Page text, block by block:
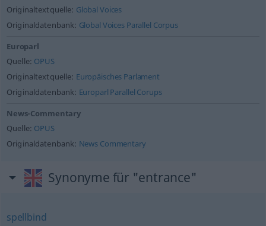
Originaltextquelle: Global Voices
Originaldatenbank: Global Voices Parallel Corpus
Europarl
Quelle: OPUS
Originaltextquelle: Europäisches Parlament
Originaldatenbank: Europarl Parallel Corups
News-Commentary
Quelle: OPUS
Originaldatenbank: News Commentary
Synonyme für "entrance"
spellbind